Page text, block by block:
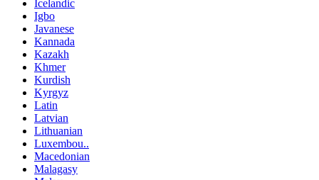
Icelandic
Igbo
Javanese
Kannada
Kazakh
Khmer
Kurdish
Kyrgyz
Latin
Latvian
Lithuanian
Luxembou..
Macedonian
Malagasy